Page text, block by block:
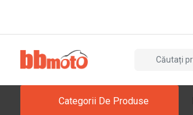
Categorii De Produse